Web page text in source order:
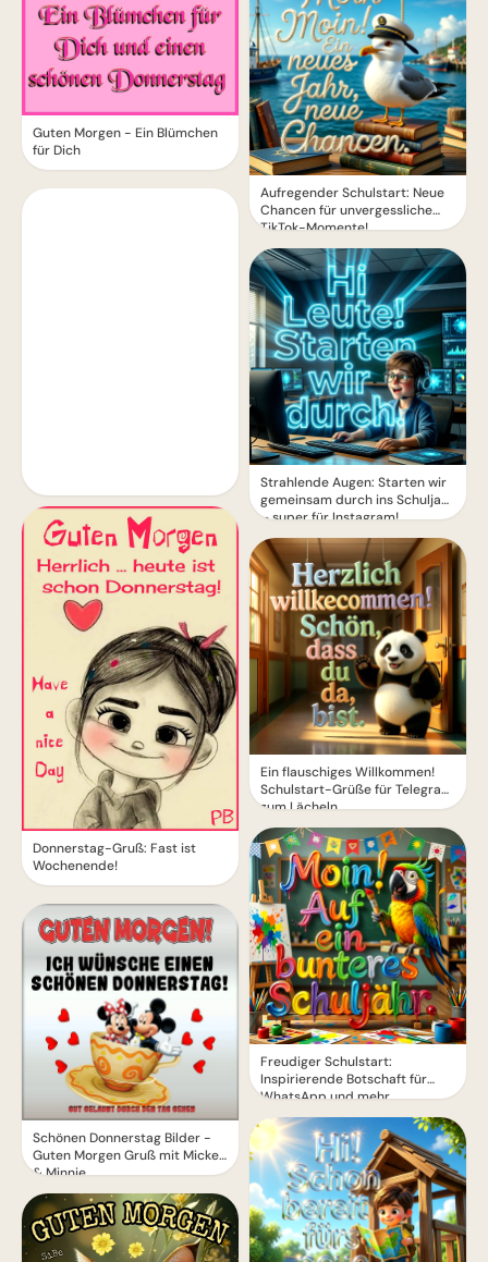
Guten Morgen - Ein Blümchen
für Dich
Donnerstag-Gruß: Fast ist
Wochenende!
Schönen Donnerstag Bilder -
Guten Morgen Gruß mit Mickey
& Minnie
Aufregender Schulstart: Neue
Chancen für unvergessliche
TikTok-Momente!
Strahlende Augen: Starten wir
gemeinsam durch ins Schuljahr
– super für Instagram!
Ein flauschiges Willkommen!
Schulstart-Grüße für Telegram
zum Lächeln
Freudiger Schulstart:
Inspirierende Botschaft für
WhatsApp und mehr